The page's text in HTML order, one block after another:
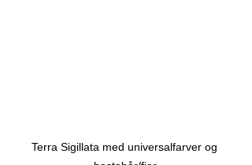
Terra Sigillata med universalfarver og